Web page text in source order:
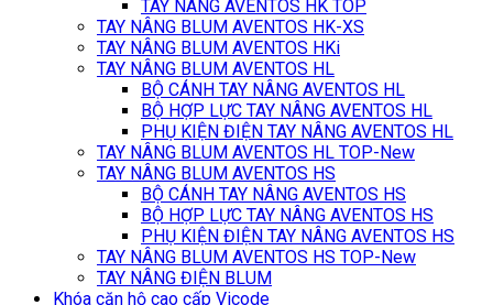
TAY NÂNG AVENTOS HK TOP
TAY NÂNG BLUM AVENTOS HK-XS
TAY NÂNG BLUM AVENTOS HKi
TAY NÂNG BLUM AVENTOS HL
BỘ CÁNH TAY NÂNG AVENTOS HL
BỘ HỢP LỰC TAY NÂNG AVENTOS HL
PHỤ KIỆN ĐIỆN TAY NÂNG AVENTOS HL
TAY NÂNG BLUM AVENTOS HL TOP-New
TAY NÂNG BLUM AVENTOS HS
BỘ CÁNH TAY NÂNG AVENTOS HS
BỘ HỢP LỰC TAY NÂNG AVENTOS HS
PHỤ KIỆN ĐIỆN TAY NÂNG AVENTOS HS
TAY NÂNG BLUM AVENTOS HS TOP-New
TAY NÂNG ĐIỆN BLUM
Khóa căn hộ cao cấp Vicode